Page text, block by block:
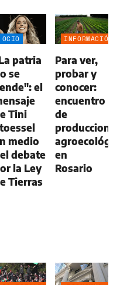
OCIO
patria
se
el
Tini
medio
debate
la Ley
Tierras
INFORMACIÓN
Para ver,
probar y
conocer:
encuentro
de
en
Rosario